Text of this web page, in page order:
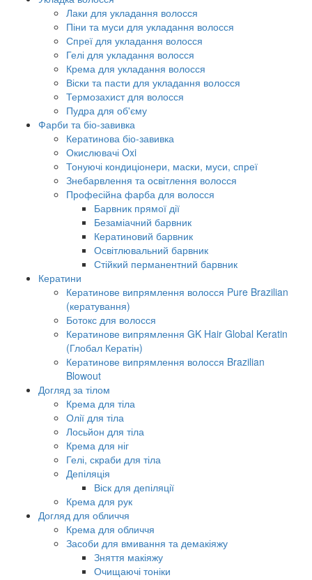
Лаки для укладання волосся
Піни та муси для укладання волосся
Спреї для укладання волосся
Гелі для укладання волосся
Крема для укладання волосся
Віски та пасти для укладання волосся
Термозахист для волосся
Пудра для об'єму
Фарби та біо-завивка
Кератинова біо-завивка
Окислювачі Oxi
Тонуючі кондиціонери, маски, муси, спреї
Знебарвлення та освітлення волосся
Професійна фарба для волосся
Барвник прямої дії
Безаміачний барвник
Кератиновий барвник
Освітлювальний барвник
Стійкий перманентний барвник
Кератини
Кератинове випрямлення волосся Pure Brazilian
(кератування)
Ботокс для волосся
Кератинове випрямлення GK Hair Global Keratin
(Глобал Кератін)
Кератинове випрямлення волосся Brazilian
Blowout
Догляд за тілом
Крема для тіла
Олії для тіла
Лосьйон для тіла
Крема для ніг
Гелі, скраби для тіла
Депіляція
Віск для депіляції
Крема для рук
Догляд для обличчя
Крема для обличчя
Засоби для вмивання та демакіяжу
Зняття макіяжу
Очищаючі тоніки